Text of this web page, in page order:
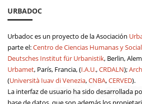
URBADOC
Urbadoc es un proyecto de la Asociación
parte el:Centro de Ciencias Humanas y
Deutsches Institut für Urbanistik, Berlin,
Urbamet, París, Francia, (I.A.U.,CRDALN);
(Università Iuav di Venezia,CNBA,CERVED).
La interfaz de usuario ha sido desarrollada